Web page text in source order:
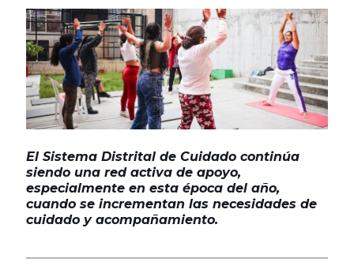
El Sistema Distrital de Cuidado continúa
siendo una red activa de apoyo,
especialmente en esta época del año,
cuando se incrementan las necesidades de
cuidado y acompañamiento.